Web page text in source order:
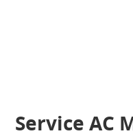
Service AC